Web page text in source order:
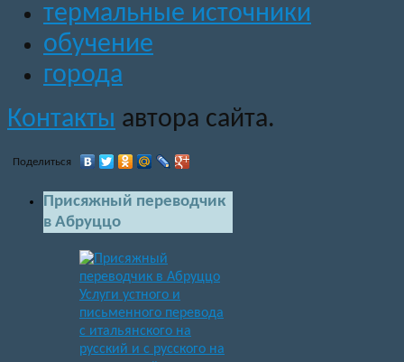
термальные источники
обучение
города
Контакты автора сайта.
Поделиться
Присяжный переводчик
в Абруццо